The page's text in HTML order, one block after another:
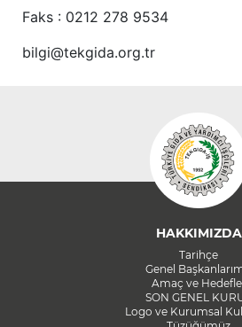
Faks : 0212 278 9534
bilgi@tekgida.org.tr
HAKKIMIZDA
Tarihçe
Genel
Amaç ve
SON GENEL
Logo ve Kurumsal